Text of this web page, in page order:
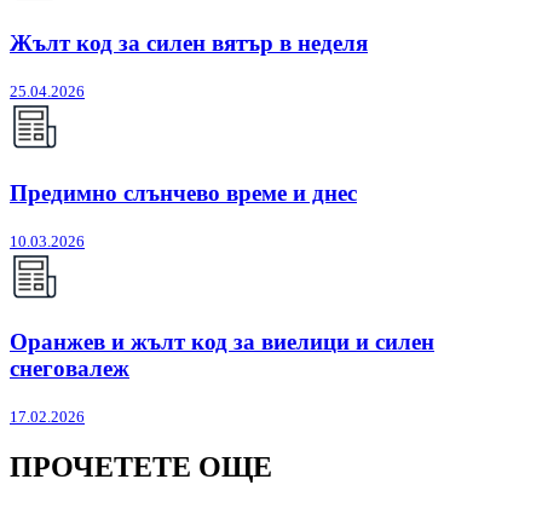
Жълт код за силен вятър в неделя
25.04.2026
Предимно слънчево време и днес
10.03.2026
Оранжев и жълт код за виелици и силен
снеговалеж
17.02.2026
ПРОЧЕТЕТЕ ОЩЕ